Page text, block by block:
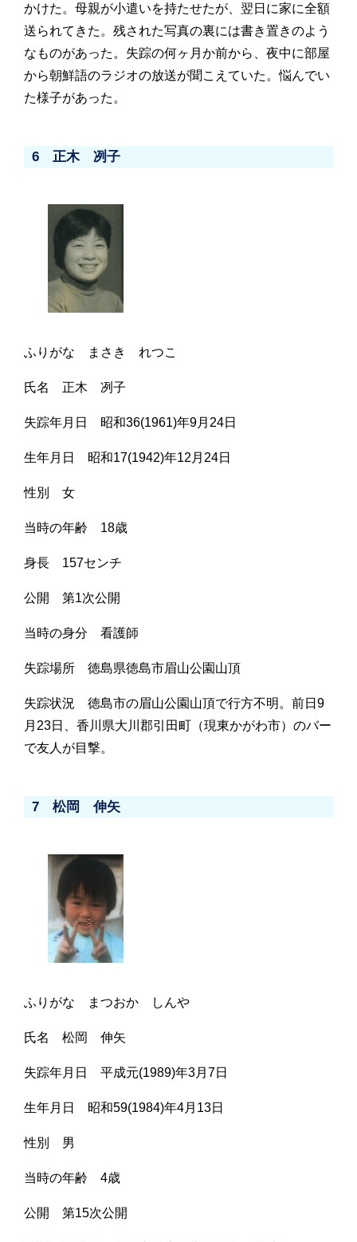
かけた。母親が小遣いを持たせたが、翌日に家に全額
送られてきた。残された写真の裏には書き置きのよう
なものがあった。失踪の何ヶ月か前から、夜中に部屋
から朝鮮語のラジオの放送が聞こえていた。悩んでい
た様子があった。
6 正木 冽子
ふりがな まさき れつこ
氏名 正木 冽子
失踪年月日 昭和36(1961)年9月24日
生年月日 昭和17(1942)年12月24日
性別 女
当時の年齢 18歳
身長 157センチ
公開 第1次公開
当時の身分 看護師
失踪場所 徳島県徳島市眉山公園山頂
失踪状況 徳島市の眉山公園山頂で行方不明。前日9
月23日、香川県大川郡引田町（現東かがわ市）のバー
で友人が目撃。
7 松岡 伸矢
ふりがな まつおか しんや
氏名 松岡 伸矢
失踪年月日 平成元(1989)年3月7日
生年月日 昭和59(1984)年4月13日
性別 男
当時の年齢 4歳
公開 第15次公開